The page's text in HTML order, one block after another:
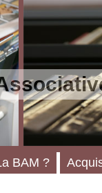
BAM ?